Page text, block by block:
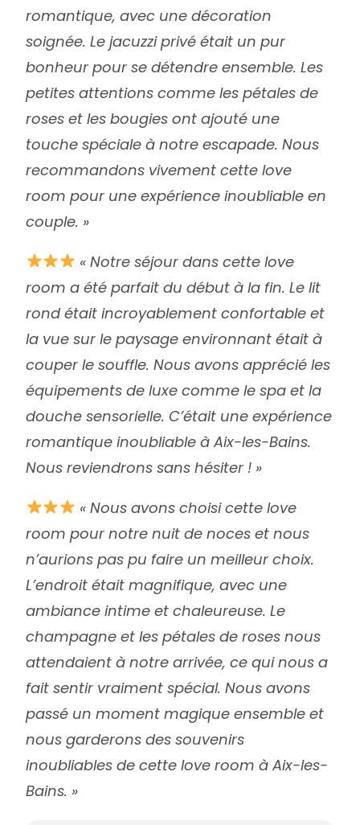
romantique, avec une décoration
soignée. Le jacuzzi privé était un pur
bonheur pour se détendre ensemble. Les
petites attentions comme les pétales de
roses et les bougies ont ajouté une
touche spéciale à notre escapade. Nous
recommandons vivement cette love
room pour une expérience inoubliable en
couple. »
« Notre séjour dans cette love
room a été parfait du début à la fin. Le lit
rond était incroyablement confortable et
la vue sur le paysage environnant était à
couper le souffle. Nous avons apprécié les
équipements de luxe comme le spa et la
douche sensorielle. C’était une expérience
romantique inoubliable à Aix-les-Bains.
Nous reviendrons sans hésiter ! »
« Nous avons choisi cette love
room pour notre nuit de noces et nous
n’aurions pas pu faire un meilleur choix.
L’endroit était magnifique, avec une
ambiance intime et chaleureuse. Le
champagne et les pétales de roses nous
attendaient à notre arrivée, ce qui nous a
fait sentir vraiment spécial. Nous avons
passé un moment magique ensemble et
nous garderons des souvenirs
inoubliables de cette love room à Aix-les-
Bains. »